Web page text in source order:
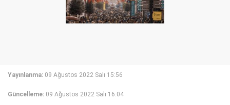
Yayınlanma: 09 Ağustos 2022 Salı 15:56
Güncelleme: 09 Ağustos 2022 Salı 16:04